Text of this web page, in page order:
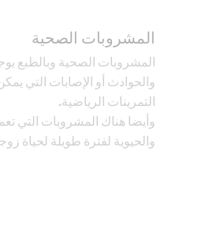
المشروبات الصحية
المشروبات الصحية وبالطبع
والحوادث أو الإصابات التي
التمرينات الرياضية.
وأيضا هناك المشروبات التي
والحيوية لفترة طويلة لحياة